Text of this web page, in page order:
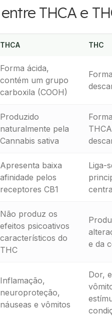
THCA e
THCA THC
Forma ácida,
contém um grupo
carboxila (COOH)
Produzido
naturalmente pela
Cannabis sativa
Apresenta baixa
afinidade pelos
receptores CB1
Liga-
Não produz os
efeitos psicoativos
característicos do
THC
e da
Inflamação,
neuroproteção,
náuseas e vômitos
Dor,